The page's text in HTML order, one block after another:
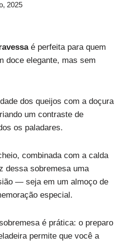
2025
é perfeita para quem
doce elegante, mas sem
dos queijos com a doçura
um contraste de
os paladares.
combinada com a calda
dessa sobremesa uma
— seja em um almoço de
especial.
é prática: o preparo
permite que você a